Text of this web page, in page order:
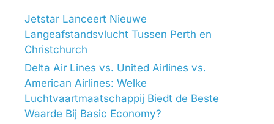
Jetstar Lanceert Nieuwe
Langeafstandsvlucht Tussen Perth en
Christchurch
Delta Air Lines vs. United Airlines vs.
American Airlines: Welke
Luchtvaartmaatschappij Biedt de Beste
Waarde Bij Basic Economy?